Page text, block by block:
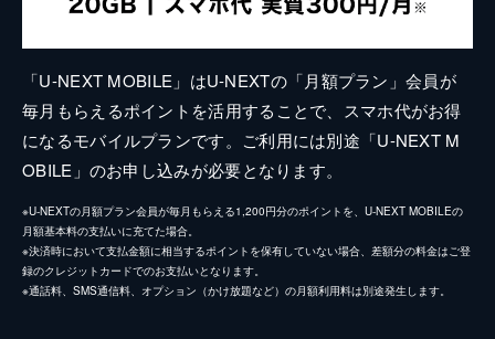
「U-NEXT MOBILE」はU-NEXTの「月額プラン」会員が
毎月もらえるポイントを活用することで、スマホ代がお得
になるモバイルプランです。ご利用には別途「U-NEXT M
OBILE」のお申し込みが必要となります。
※U-NEXTの月額プラン会員が毎月もらえる1,200円分のポイントを、U-NEXT MOBILEの
月額基本料の支払いに充てた場合。
※決済時において支払金額に相当するポイントを保有していない場合、差額分の料金はご登
録のクレジットカードでのお支払いとなります。
※通話料、SMS通信料、オプション（かけ放題など）の月額利用料は別途発生します。